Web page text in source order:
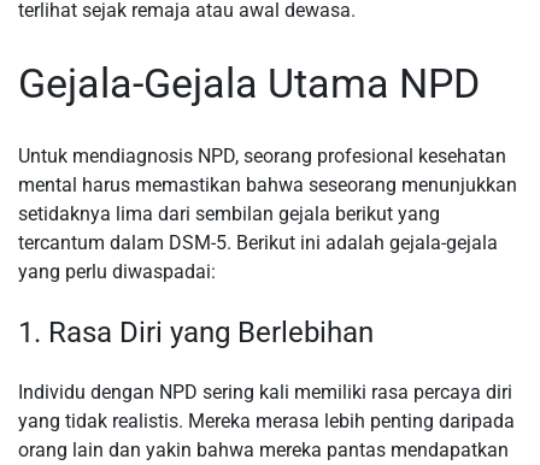
terlihat sejak remaja atau awal dewasa.
Gejala-Gejala Utama NPD
Untuk mendiagnosis NPD, seorang profesional kesehatan
mental harus memastikan bahwa seseorang menunjukkan
setidaknya lima dari sembilan gejala berikut yang
tercantum dalam DSM-5. Berikut ini adalah gejala-gejala
yang perlu diwaspadai:
1. Rasa Diri yang Berlebihan
Individu dengan NPD sering kali memiliki rasa percaya diri
yang tidak realistis. Mereka merasa lebih penting daripada
orang lain dan yakin bahwa mereka pantas mendapatkan